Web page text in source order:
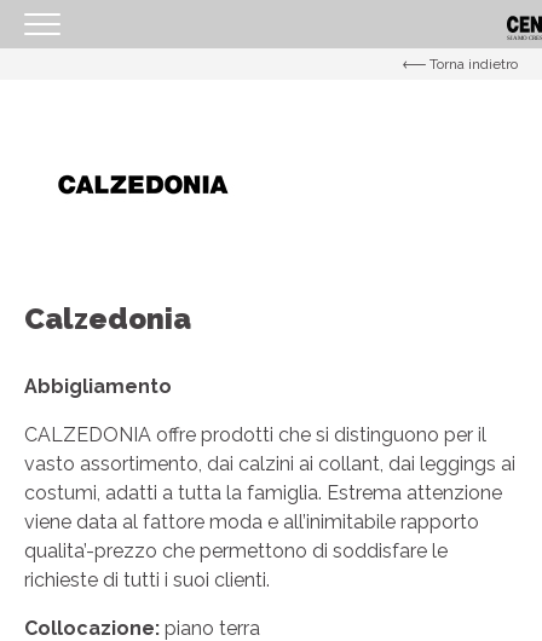
ORARI
NEGOZI
EVENTI
SERVIZI
IL TUO BUSINESS AL CENTRO
CONTATTI
Torna indietro
Calzedonia
Abbigliamento
CALZEDONIA offre prodotti che si distinguono per il
vasto assortimento, dai calzini ai collant, dai leggings ai
costumi, adatti a tutta la famiglia. Estrema attenzione
viene data al fattore moda e all’inimitabile rapporto
qualita’-prezzo che permettono di soddisfare le
richieste di tutti i suoi clienti.
Collocazione: piano terra